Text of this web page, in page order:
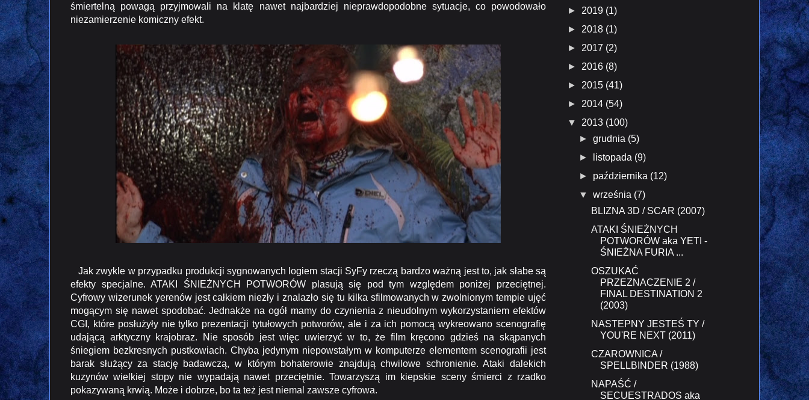
śmiertelną powagą przyjmowali na klatę nawet najbardziej nieprawdopodobne sytuacje, co powodowało
niezamierzenie komiczny efekt.
Jak zwykle w przypadku produkcji sygnowanych logiem stacji SyFy rzeczą bardzo ważną jest to, jak słabe są
efekty specjalne. ATAKI ŚNIEŻNYCH POTWORÓW plasują się pod tym względem poniżej przeciętnej.
Cyfrowy wizerunek yerenów jest całkiem niezły i znalazło się tu kilka sfilmowanych w zwolnionym tempie ujęć
mogącym się nawet spodobać. Jednakże na ogół mamy do czynienia z nieudolnym wykorzystaniem efektów
CGI, które posłużyły nie tylko prezentacji tytułowych potworów, ale i za ich pomocą wykreowano scenografię
udającą arktyczny krajobraz. Nie sposób jest więc uwierzyć w to, że film kręcono gdzieś na skąpanych
śniegiem bezkresnych pustkowiach. Chyba jedynym niepowstałym w komputerze elementem scenografii jest
barak służący za stację badawczą, w którym bohaterowie znajdują chwilowe schronienie. Ataki dalekich
kuzynów wielkiej stopy nie wypadają nawet przeciętnie. Towarzyszą im kiepskie sceny śmierci z rzadko
pokazywaną krwią. Może i dobrze, bo ta też jest niemal zawsze cyfrowa.
► 2019 (1)
► 2018 (1)
► 2017 (2)
► 2016 (8)
► 2015 (41)
► 2014 (54)
▼ 2013 (100)
►grudnia (5)
►
listopada (9)
► października (12)
▼września (7)
BLIZNA 3D / SCAR (2007)
ATAKI ŚNIEŻNYCH
POTWORÓW aka YETI -
ŚNIEŻNA FURIA ...
OSZUKAĆ
PRZEZNACZENIE 2 /
FINAL DESTINATION 2
(2003)
NASTEPNY JESTEŚ TY /
YOU'RE NEXT (2011)
CZAROWNICA /
SPELLBINDER (1988)
NAPAŚĆ /
SECUESTRADOS aka